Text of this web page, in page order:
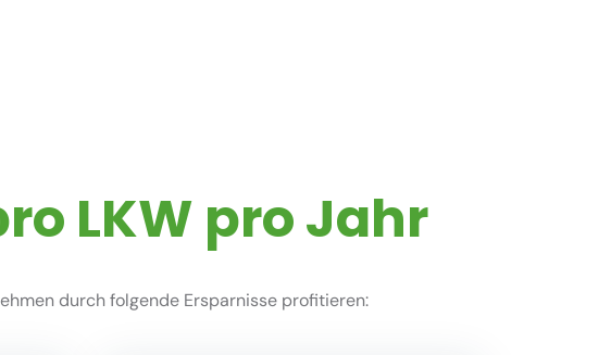
LKW pro Jahr
durch folgende Ersparnisse profitieren: